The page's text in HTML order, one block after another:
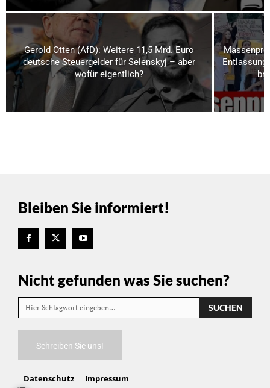
Gerold Otten (AfD): Weitere 11,5 Mrd. Euro
deutsche Steuergelder für Selenskyj – aber
wofür eigentlich?
Bleiben Sie informiert!
Nicht gefunden was Sie suchen?
Hier Schlagwort eingeben… SUCHEN
Schreiben Sie uns!
Datenschutz Impressum